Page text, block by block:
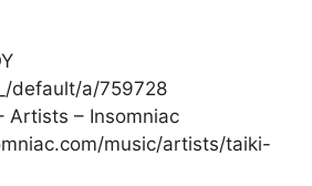
default/a/759728
Artists – Insomniac
music/artists/taiki-